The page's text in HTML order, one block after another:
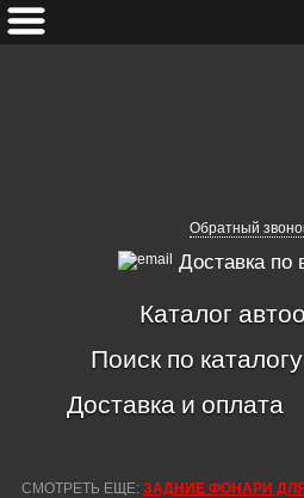
Обратный
Доставка по
Каталог
Поиск по каталогу
Доставка и оплата
СМОТРЕТЬ ЕЩЕ: ЗАДНИЕ ФОНАРИ